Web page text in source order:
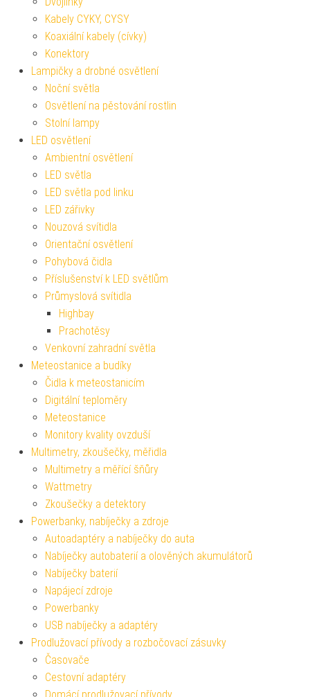
Kabely CYKY, CYSY
Koaxiální kabely (cívky)
Konektory
Lampičky a drobné osvětlení
Noční světla
Osvětlení na pěstování rostlin
Stolní lampy
LED osvětlení
Ambientní osvětlení
LED světla
LED světla pod linku
LED zářivky
Nouzová svítidla
Orientační osvětlení
Pohybová čidla
Příslušenství k LED světlům
Průmyslová svítidla
Highbay
Prachotěsy
Venkovní zahradní světla
Meteostanice a budíky
Čidla k meteostanicím
Digitální teploměry
Meteostanice
Monitory kvality ovzduší
Multimetry, zkoušečky, měřidla
Multimetry a měřící šňůry
Wattmetry
Zkoušečky a detektory
Powerbanky, nabíječky a zdroje
Autoadaptéry a nabíječky do auta
Nabíječky autobaterií a olověných akumulátorů
Nabíječky baterií
Napájecí zdroje
Powerbanky
USB nabíječky a adaptéry
Prodlužovací přívody a rozbočovací zásuvky
Časovače
Cestovní adaptéry